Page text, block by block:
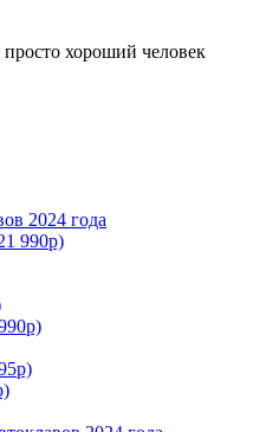
хороший человек
2024 года
990р)